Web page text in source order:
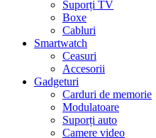
Suporți TV
Boxe
Cabluri
Smartwatch
Ceasuri
Accesorii
Gadgeturi
Carduri de memorie
Modulatoare
Suporți auto
Camere video